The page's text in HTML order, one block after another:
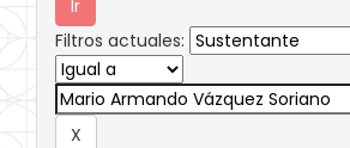
Filtros actuales: